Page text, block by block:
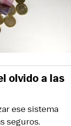
ese sistema
seguros.
olvido a las